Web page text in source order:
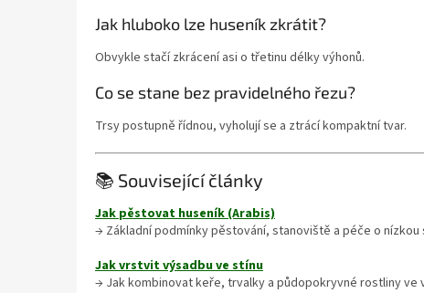
Jak hluboko lze huseník zkrátit?
Obvykle stačí zkrácení asi o třetinu délky výhonů.
Co se stane bez pravidelného řezu?
Trsy postupně řídnou, vyholují se a ztrácí kompaktní tvar.
📚 Související články
Jak pěstovat huseník (Arabis)
→ Základní podmínky pěstování, stanoviště a péče o nízkou
Jak vrstvit výsadbu ve stínu
→ Jak kombinovat keře, trvalky a půdopokryvné rostliny ve